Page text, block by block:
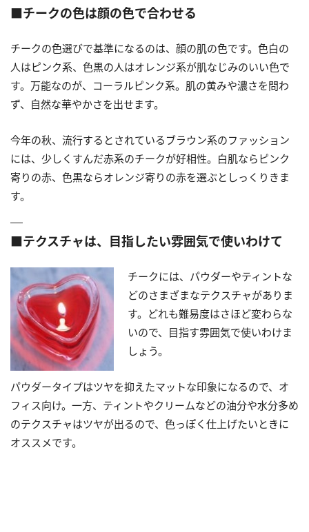
■チークの色は顔の色で合わせる
チークの色選びで基準になるのは、顔の肌の色です。色白の
人はピンク系、色黒の人はオレンジ系が肌なじみのいい色で
す。万能なのが、コーラルピンク系。肌の黄みや濃さを問わ
ず、自然な華やかさを出せます。
今年の秋、流行するとされているブラウン系のファッション
には、少しくすんだ赤系のチークが好相性。白肌ならピンク
寄りの赤、色黒ならオレンジ寄りの赤を選ぶとしっくりきま
す。
■テクスチャは、目指したい雰囲気で使いわけて
チークには、パウダーやティントな
どのさまざまなテクスチャがありま
す。どれも難易度はさほど変わらな
いので、目指す雰囲気で使いわけま
しょう。
パウダータイプはツヤを抑えたマットな印象になるので、オ
フィス向け。一方、ティントやクリームなどの油分や水分多め
のテクスチャはツヤが出るので、色っぽく仕上げたいときに
オススメです。